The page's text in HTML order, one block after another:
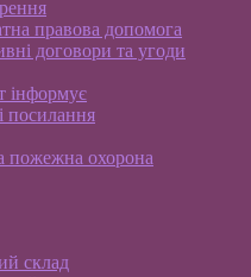
правова допомога
договори та угоди
інформує
посилання
пожежна охорона
склад